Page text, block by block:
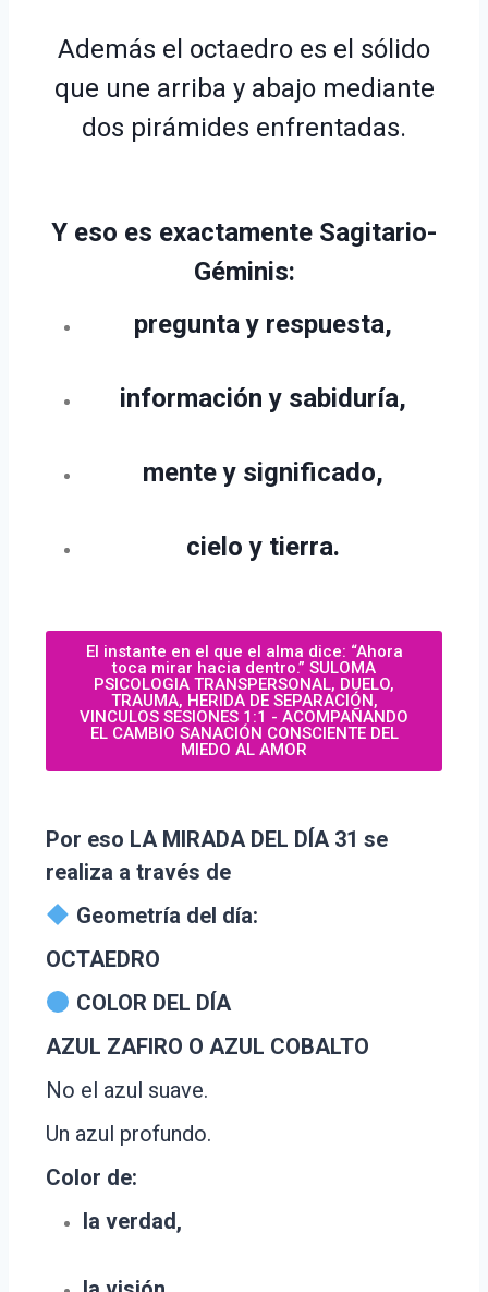
Además el octaedro es el sólido
que une arriba y abajo mediante
dos pirámides enfrentadas.
Y eso es exactamente Sagitario-
Géminis:
pregunta y respuesta,
información y sabiduría,
mente y significado,
cielo y tierra.
El instante en el que el alma dice: “Ahora
toca mirar hacia dentro.” SULOMA
PSICOLOGIA TRANSPERSONAL, DUELO,
TRAUMA, HERIDA DE SEPARACIÓN,
VINCULOS SESIONES 1:1 - ACOMPAÑANDO
EL CAMBIO SANACIÓN CONSCIENTE DEL
MIEDO AL AMOR
Por eso LA MIRADA DEL DÍA 31 se
realiza a través de
Geometría del día:
OCTAEDRO
COLOR DEL DÍA
AZUL ZAFIRO O AZUL COBALTO
No el azul suave.
Un azul profundo.
Color de:
la verdad,